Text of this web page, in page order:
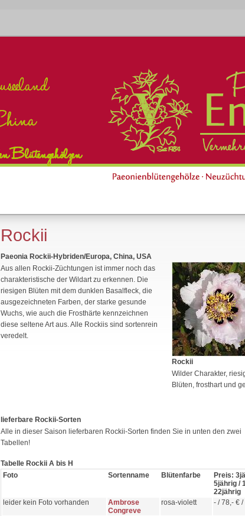
Rockii
Paeonia Rockii-Hybriden/Europa, China, USA
Rockii
Wilder Charakter,
Blüten, frosthart und
Aus allen Rockii-Züchtungen ist immer noch das
charakteristische der Wildart zu erkennen. Die
riesigen Blüten mit dem dunklen Basalfleck, die
ausgezeichneten Farben, der starke gesunde
Wuchs, wie auch die Frosthärte kennzeichnen
diese seltene Art aus. Alle Rockiis sind sortenrein
veredelt.
lieferbare Rockii-Sorten
Alle in dieser Saison lieferbaren Rockii-Sorten finden Sie in unten den zwei
Tabellen!
Tabelle Rockii A bis H
Foto
Sortenname Blütenfarbe
Preis:
5jährig /
22jährig
leider kein Foto vorhanden
Ambrose
Congreve
rosa-violett - / 78,- € /